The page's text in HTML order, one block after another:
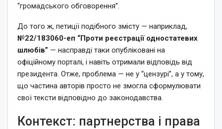
“громадського обговорення”.
До того ж, петиції подібного змісту — наприклад,
№22/183060-еп “Проти реєстрації одностатевих
шлюбів” — насправді таки опубліковані на
офіційному порталі, і навіть отримали відповідь від
президента. Отже, проблема — не у “цензурі”, а у тому,
що частина авторів просто не змогла сформулювати
свої тексти відповідно до законодавства.
Контекст: партнерства і права